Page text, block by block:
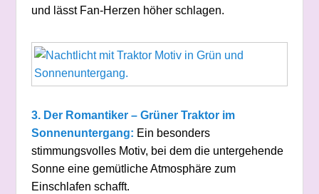
und lässt Fan-Herzen höher schlagen.
3. Der Romantiker – Grüner Traktor im
Sonnenuntergang: Ein besonders
stimmungsvolles Motiv, bei dem die untergehende
Sonne eine gemütliche Atmosphäre zum
Einschlafen schafft.